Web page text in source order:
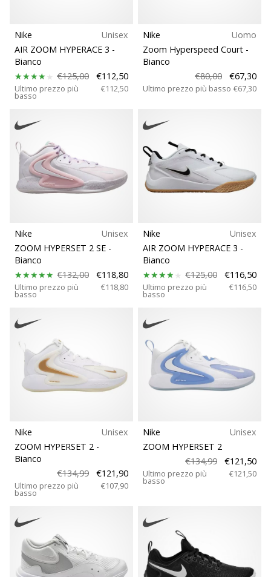
Nike
Unisex
AIR ZOOM HYPERACE 3 -
Bianco
€125,00
€112,50
Ultimo prezzo più
basso
€112,50
Nike
Uomo
Zoom Hyperspeed Court -
Bianco
€80,00
€67,30
Ultimo prezzo più basso €67,30
Nike
Unisex
ZOOM HYPERSET 2 SE -
Bianco
€132,00
€118,80
Ultimo prezzo più
basso
€118,80
Nike
Unisex
AIR ZOOM HYPERACE 3 -
Bianco
€125,00
€116,50
Ultimo prezzo più
basso
€116,50
Nike
Unisex
ZOOM HYPERSET 2 -
Bianco
€134,99
€121,90
Ultimo prezzo più
basso
€107,90
Nike
Unisex
ZOOM HYPERSET 2
€134,99
€121,50
Ultimo prezzo più
basso
€121,50